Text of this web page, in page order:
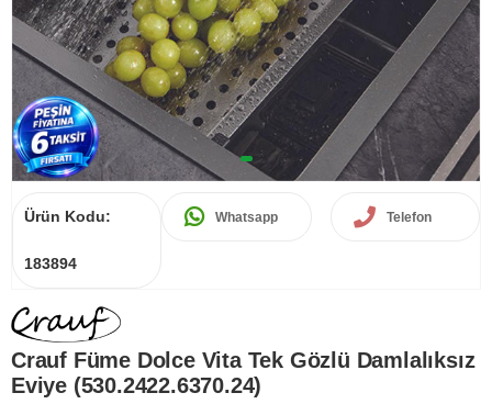
Ürün Kodu:
183894
Whatsapp Telefon
Crauf Füme Dolce Vita Tek Gözlü Damlalıksız
Eviye (530.2422.6370.24)